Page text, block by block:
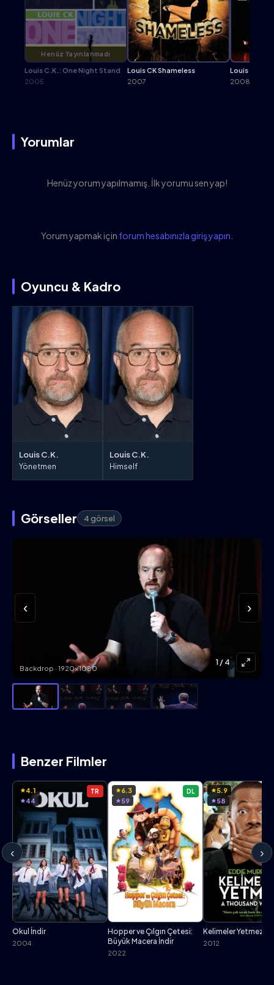
Henüz Yayınlanmadı
Louis C.K.: One Night Stand
2005
Louis CK Shameless
2007
Louis C.K.:
2008
Yorumlar
Henüz yorum yapılmamış. İlk yorumu sen yap!
Yorum yapmak için forum hesabınızla giriş yapın
Oyuncu & Kadro
Louis C.K.
Yönetmen
Louis C.K.
Himself
Görseller 4 görsel
‹
Backdrop · 1920×1080
›
1 / 4
Benzer Filmler
‹
TR
4.1
44
Okul İndir
2004
DL
6.3
59
Hopper ve Çılgın Çetesi:
Büyük Macera İndir
2022
5.9
58
Kelimeler Yetmez
2012
›